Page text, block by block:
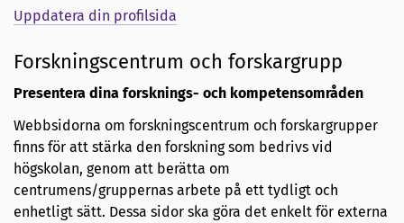
Uppdatera din profilsida
Forskningscentrum och forskargrupp
Presentera dina forsknings- och kompetensområden
Webbsidorna om forskningscentrum och forskargrupper
finns för att stärka den forskning som bedrivs vid
högskolan, genom att berätta om
centrumens/gruppernas arbete på ett tydligt och
enhetligt sätt. Dessa sidor ska göra det enkelt för externa